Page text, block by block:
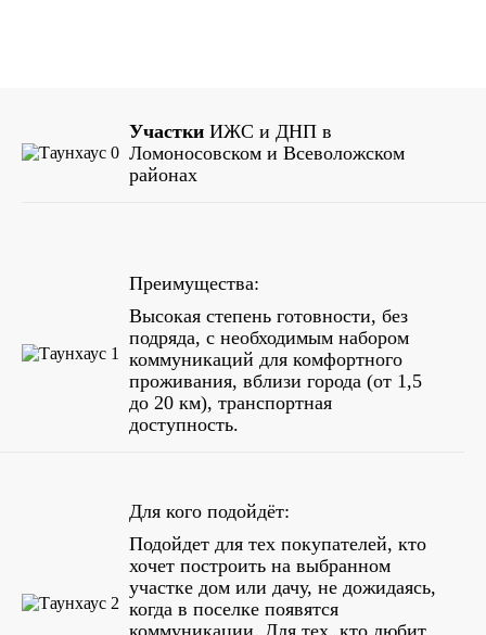
Участки ИЖС и ДНП в
Ломоносовском и Всеволожском
районах
Преимущества:
Высокая степень готовности, без
подряда, с необходимым набором
коммуникаций для комфортного
проживания, вблизи города (от 1,5
до 20 км), транспортная
доступность.
Для кого подойдёт:
Подойдет для тех покупателей, кто
хочет построить на выбранном
участке дом или дачу, не дожидаясь,
когда в поселке появятся
коммуникации. Для тех, кто любит